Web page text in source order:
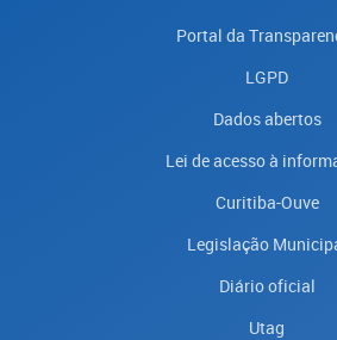
Portal da
LGPD
Dados abertos
Lei de acesso à
Curitiba-Ouve
Legislação
Diário oficial
Utag